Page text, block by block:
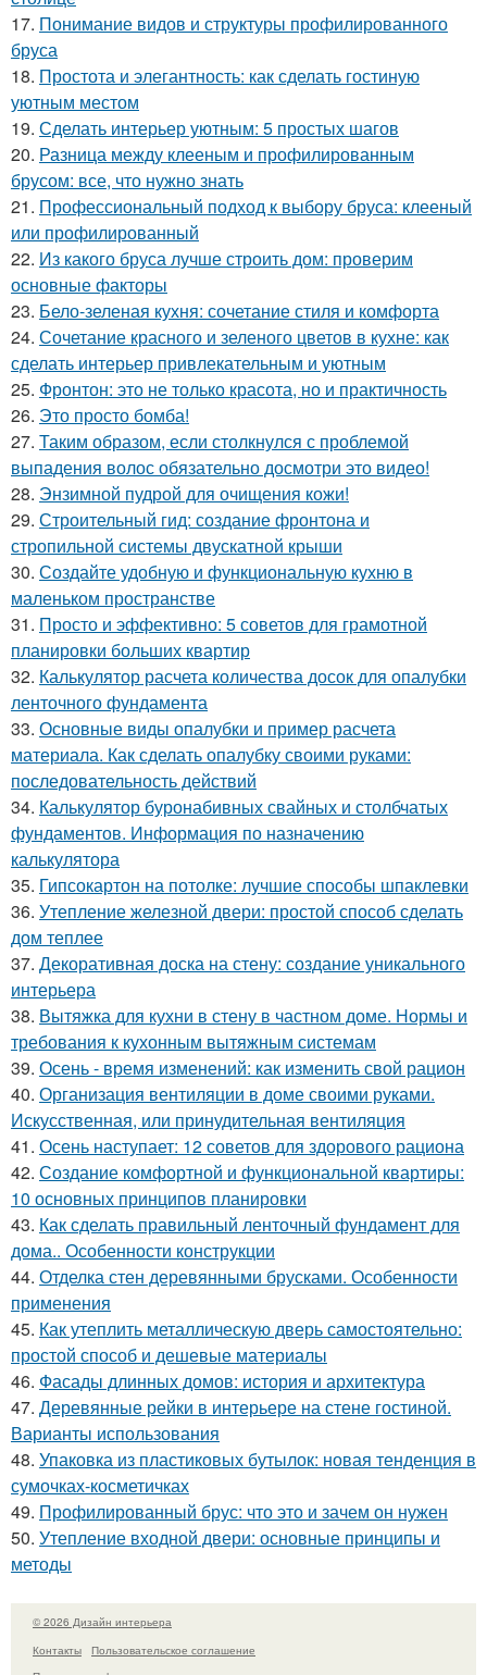
17. Понимание видов и структуры профилированного
бруса
18. Простота и элегантность: как сделать гостиную
уютным местом
19. Сделать интерьер уютным: 5 простых шагов
20. Разница между клееным и профилированным
брусом: все, что нужно знать
21. Профессиональный подход к выбору бруса: клееный
или профилированный
22. Из какого бруса лучше строить дом: проверим
основные факторы
23. Бело-зеленая кухня: сочетание стиля и комфорта
24. Сочетание красного и зеленого цветов в кухне: как
сделать интерьер привлекательным и уютным
25. Фронтон: это не только красота, но и практичность
26. Это просто бомба!
27. Таким образом, если столкнулся с проблемой
выпадения волос обязательно досмотри это видео!
28. Энзимной пудрой для очищения кожи!
29. Строительный гид: создание фронтона и
стропильной системы двускатной крыши
30. Создайте удобную и функциональную кухню в
маленьком пространстве
31. Просто и эффективно: 5 советов для грамотной
планировки больших квартир
32. Калькулятор расчета количества досок для опалубки
ленточного фундамента
33. Основные виды опалубки и пример расчета
материала. Как сделать опалубку своими руками:
последовательность действий
34. Калькулятор буронабивных свайных и столбчатых
фундаментов. Информация по назначению
калькулятора
35. Гипсокартон на потолке: лучшие способы шпаклевки
36. Утепление железной двери: простой способ сделать
дом теплее
37. Декоративная доска на стену: создание уникального
интерьера
38. Вытяжка для кухни в стену в частном доме. Нормы и
требования к кухонным вытяжным системам
39. Осень - время изменений: как изменить свой рацион
40. Организация вентиляции в доме своими руками.
Искусственная, или принудительная вентиляция
41. Осень наступает: 12 советов для здорового рациона
42. Создание комфортной и функциональной квартиры:
10 основных принципов планировки
43. Как сделать правильный ленточный фундамент для
дома.. Особенности конструкции
44. Отделка стен деревянными брусками. Особенности
применения
45. Как утеплить металлическую дверь самостоятельно:
простой способ и дешевые материалы
46. Фасады длинных домов: история и архитектура
47. Деревянные рейки в интерьере на стене гостиной.
Варианты использования
48. Упаковка из пластиковых бутылок: новая тенденция в
сумочках-косметичках
49. Профилированный брус: что это и зачем он нужен
50. Утепление входной двери: основные принципы и
методы
© 2026 Дизайн интерьера
Контакты
Пользовательское соглашение